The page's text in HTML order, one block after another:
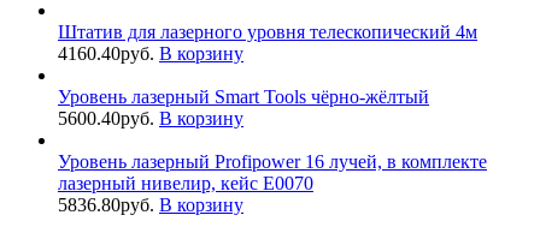
Штатив для лазерного уровня телескопический 4м
4160.40руб. В корзину
Уровень лазерный Smart Tools чёрно-жёлтый
5600.40руб. В корзину
Уровень лазерный Profipower 16 лучей, в комплекте
лазерный нивелир, кейс Е0070
5836.80руб. В корзину